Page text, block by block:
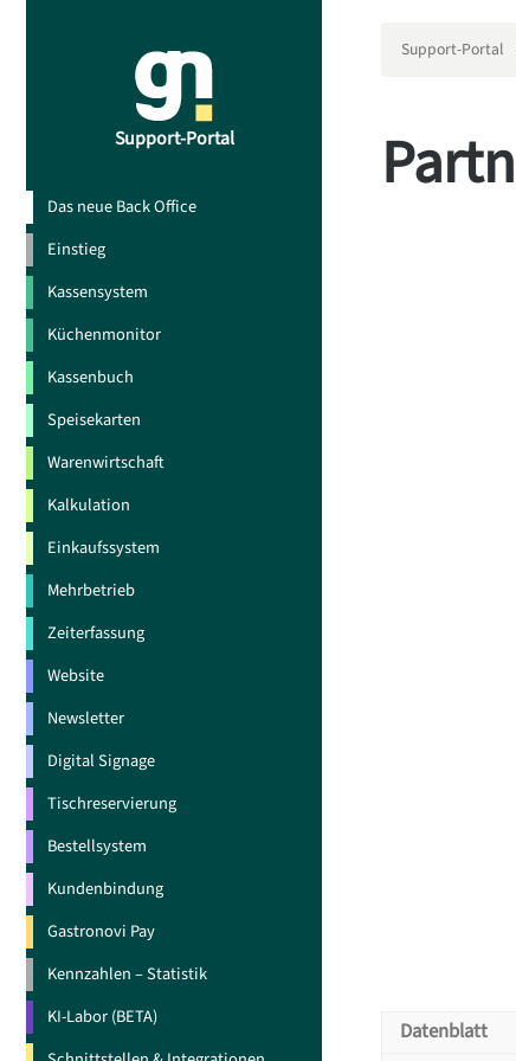
Support-Portal
Das neue Back Office
Einstieg
Kassensystem
Küchenmonitor
Kassenbuch
Speisekarten
Warenwirtschaft
Kalkulation
Einkaufssystem
Mehrbetrieb
Zeiterfassung
Website
Newsletter
Digital Signage
Tischreservierung
Bestellsystem
Kundenbindung
Gastronovi Pay
Kennzahlen – Statistik
KI-Labor (BETA)
Support-Portal
Datenblatt